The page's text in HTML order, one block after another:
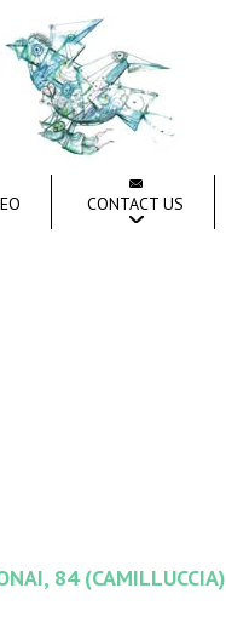
CONTACT US
84 (CAMILLUCCIA)